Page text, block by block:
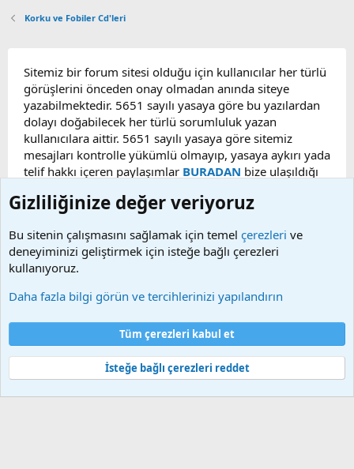
Korku ve Fobiler Cd'leri
Sitemiz bir forum sitesi olduğu için kullanıcılar her türlü
görüşlerini önceden onay olmadan anında siteye
yazabilmektedir. 5651 sayılı yasaya göre bu yazılardan
dolayı doğabilecek her türlü sorumluluk yazan
kullanıcılara aittir. 5651 sayılı yasaya göre sitemiz
mesajları kontrolle yükümlü olmayıp, yasaya aykırı yada
telif hakkı içeren paylaşımlar BURADAN bize ulaşıldığı
kaldırılacaktır. Sitemizde Bulunan Videolar YouTube,
alınmaktadır. Telif hakları sorumluluğu bu sitelere aittir.
Videoların hiç biri sunucularımızda bulunmamaktadır.
Şartlar ve kurallar Gizlilik politikası
Ana sayfa
Community platform by XenForo® © 2010-2025 XenForo Ltd.
Bu forum XenGenTr © 2014 - 2026 ürünleri ile desteklenmektedir
Gizliliğinize değer veriyoruz
Bu sitenin çalışmasını sağlamak için temel çerezleri ve
deneyiminizi geliştirmek için isteğe bağlı çerezleri
kullanıyoruz.
Daha fazla bilgi görün ve tercihlerinizi yapılandırın
Tüm çerezleri kabul et
İsteğe bağlı çerezleri reddet